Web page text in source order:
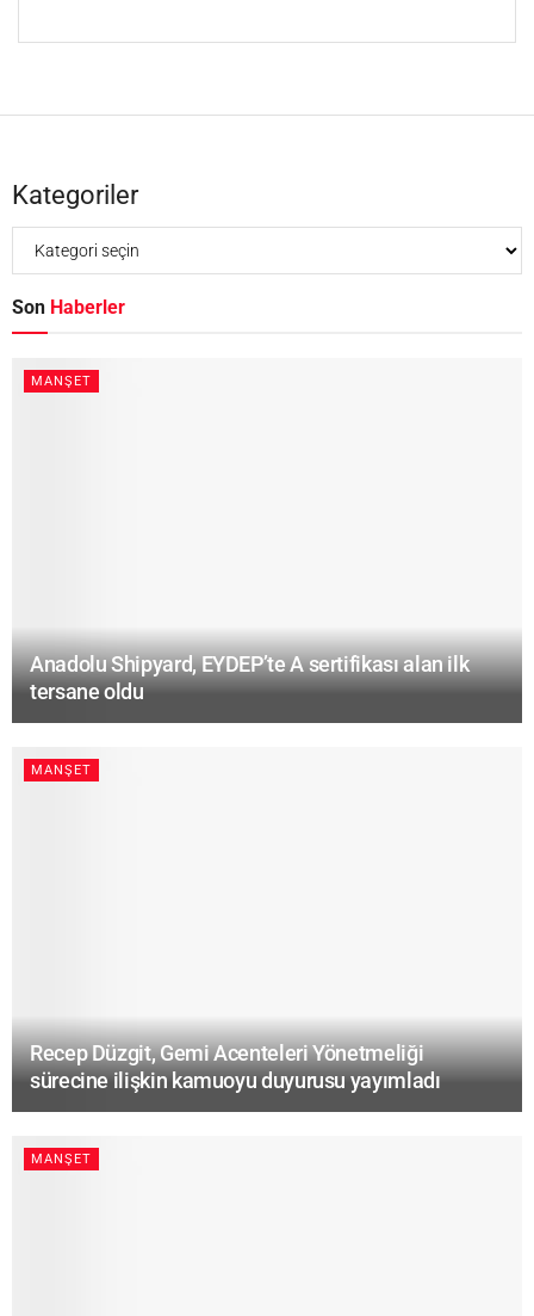
Kategoriler
Son Haberler
MANŞET
Anadolu Shipyard, EYDEP’te A sertifikası alan ilk
tersane oldu
MANŞET
Recep Düzgit, Gemi Acenteleri Yönetmeliği
sürecine ilişkin kamuoyu duyurusu yayımladı
MANŞET